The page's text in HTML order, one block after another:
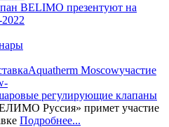
BELIMO презентуют на
Aquatherm Moscowучастие
регулирующие клапаны
Руссия» примет участие
Подробнее...